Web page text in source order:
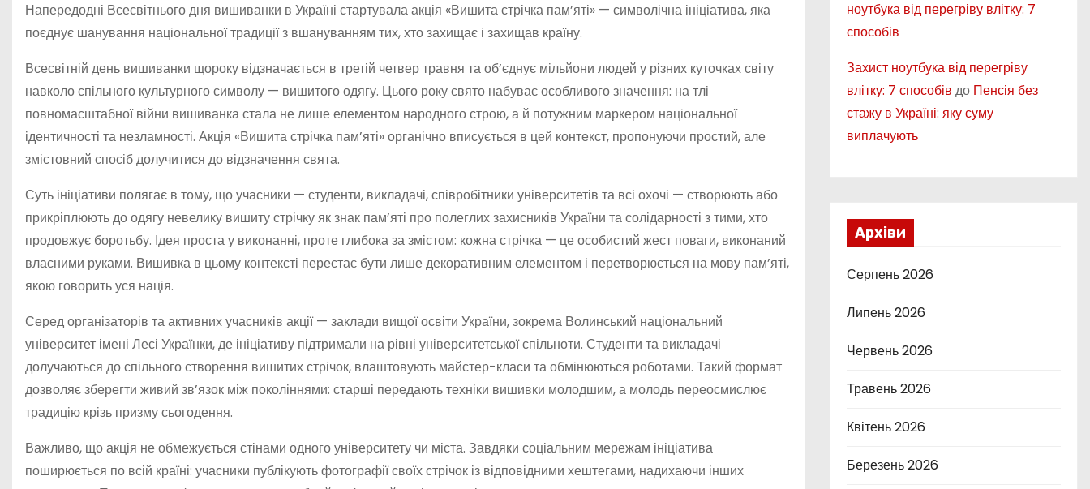
Напередодні Всесвітнього дня вишиванки в Україні стартувала акція «Вишита стрічка пам’яті» — символічна ініціатива, яка
поєднує шанування національної традиції з вшануванням тих, хто захищає і захищав країну.
Всесвітній день вишиванки щороку відзначається в третій четвер травня та об’єднує мільйони людей у різних куточках світу
навколо спільного культурного символу — вишитого одягу. Цього року свято набуває особливого значення: на тлі
повномасштабної війни вишиванка стала не лише елементом народного строю, а й потужним маркером національної
ідентичності та незламності. Акція «Вишита стрічка пам’яті» органічно вписується в цей контекст, пропонуючи простий, але
змістовний спосіб долучитися до відзначення свята.
Суть ініціативи полягає в тому, що учасники — студенти, викладачі, співробітники університетів та всі охочі — створюють або
прикріплюють до одягу невелику вишиту стрічку як знак пам’яті про полеглих захисників України та солідарності з тими, хто
продовжує боротьбу. Ідея проста у виконанні, проте глибока за змістом: кожна стрічка — це особистий жест поваги, виконаний
власними руками. Вишивка в цьому контексті перестає бути лише декоративним елементом і перетворюється на мову пам’яті,
якою говорить уся нація.
Серед організаторів та активних учасників акції — заклади вищої освіти України, зокрема Волинський національний
університет імені Лесі Українки, де ініціативу підтримали на рівні університетської спільноти. Студенти та викладачі
долучаються до спільного створення вишитих стрічок, влаштовують майстер-класи та обмінюються роботами. Такий формат
дозволяє зберегти живий зв’язок між поколіннями: старші передають техніки вишивки молодшим, а молодь переосмислює
традицію крізь призму сьогодення.
Важливо, що акція не обмежується стінами одного університету чи міста. Завдяки соціальним мережам ініціатива
поширюється по всій країні: учасники публікують фотографії своїх стрічок із відповідними хештегами, надихаючи інших
ноутбука від перегріву влітку: 7
способів
Захист ноутбука від перегріву
влітку: 7 способів до Пенсія без
стажу в Україні: яку суму
виплачують
Архіви
Серпень 2026
Липень 2026
Червень 2026
Травень 2026
Квітень 2026
Березень 2026